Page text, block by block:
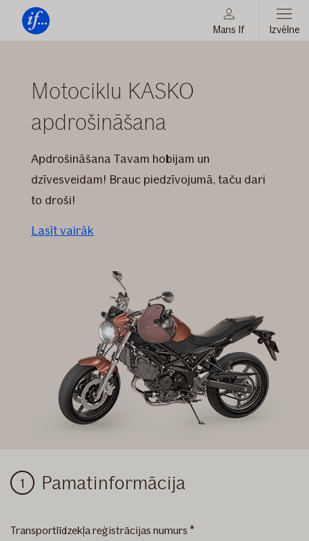
Vienmēr
Mans If Izvēlne
KASKO
apdrošināšana
Motociklu KASKO
apdrošināšana
Apdrošināšana Tavam hobijam un
dzīvesveidam! Brauc piedzīvojumā, taču dari
to droši!
Lasīt vairāk
Motociklam
Pamatinformācija
Transportlīdzekļa reģistrācijas numurs